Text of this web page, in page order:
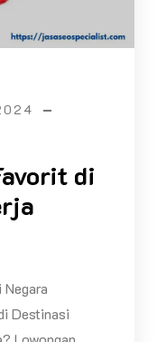
di
Destinasi